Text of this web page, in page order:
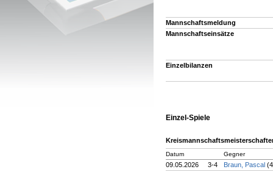
Mannschaftsmeldung
Mannschaftseinsätze
Einzelbilanzen
Einzel-Spiele
Datum Gegner
09.05.2026 3-4 Braun, Pascal